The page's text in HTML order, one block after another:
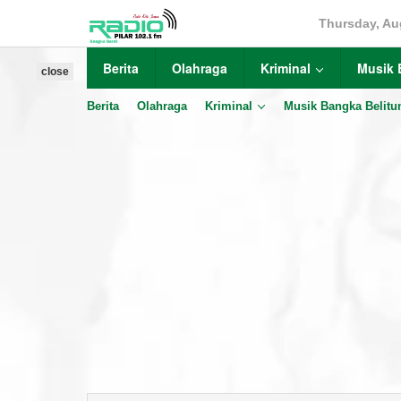
content
Thursday,
Berita Olahraga Kriminal Musik
Berita Olahraga Kriminal Musik Bangka
close